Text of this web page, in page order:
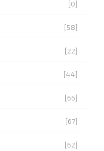
[0]
[58]
[22]
[44]
[66]
[67]
[62]